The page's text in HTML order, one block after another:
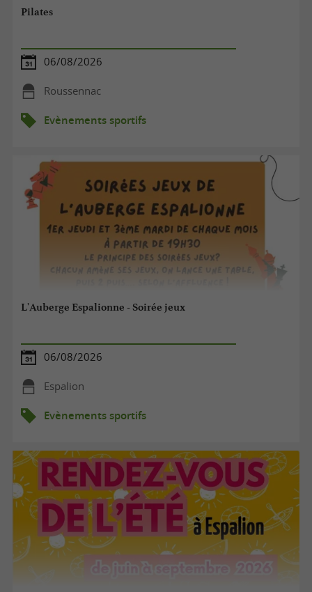
Pilates
06/08/2026
Roussennac
Evènements sportifs
L'Auberge Espalionne - Soirée jeux
06/08/2026
Espalion
Evènements sportifs